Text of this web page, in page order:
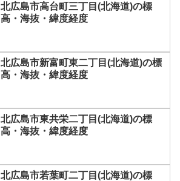
北広島市高台町三丁目(北海道)の標
高・海抜・緯度経度
北広島市新富町東二丁目(北海道)の標
高・海抜・緯度経度
北広島市東共栄二丁目(北海道)の標
高・海抜・緯度経度
北広島市若葉町二丁目(北海道)の標